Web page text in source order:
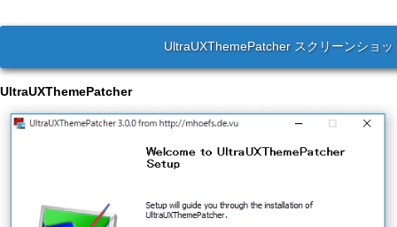
UltraUXThemePatcher スクリーンショッ
UltraUXThemePatcher